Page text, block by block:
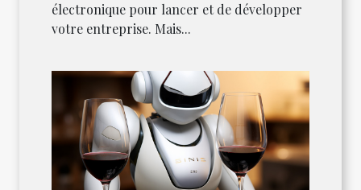
électronique pour lancer et de développer
votre entreprise. Mais...